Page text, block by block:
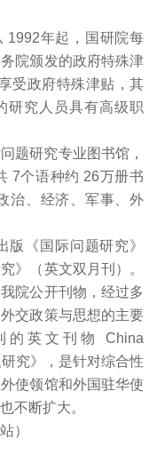
1992年起，国研院每
院颁发的政府特殊津
受政府特殊津贴，其
研究人员具有高级职
题研究专业图书馆，
7个语种约 26万册书
治、经济、军事、外
《国际问题研究》
》（英文双月刊）。
院公开刊物，经过多
交政策与思想的主要
的英文刊物 China
究》，是针对综合性
使领馆和外国驻华使
不断扩大。
）